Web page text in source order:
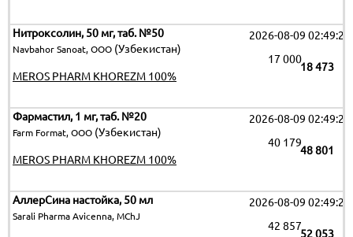
Нитроксолин, 50 мг, таб. №50
Navbahor Sanoat, ООО (Узбекистан)
2026-08-09 02:49:25
18 473
17 000
MEROS PHARM KHOREZM 100%
Фармастил, 1 мг, таб. №20
Farm Format, OOO (Узбекистан)
2026-08-09 02:49:25
48 801
40 179
MEROS PHARM KHOREZM 100%
АллерСина настойка, 50 мл
Sarali Pharma Avicenna, MChJ
2026-08-09 02:49:25
52 053
42 857